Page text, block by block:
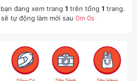
đang xem trang 1 trên tổng 1 trang.
tự động làm mới sau 0m 0s